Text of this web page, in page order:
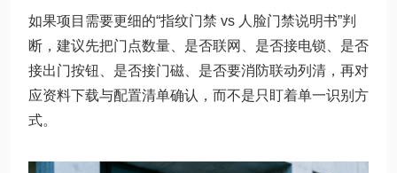
如果项目需要更细的“指纹门禁 vs 人脸门禁说明书”判
断，建议先把门点数量、是否联网、是否接电锁、是否
接出门按钮、是否接门磁、是否要消防联动列清，再对
应资料下载与配置清单确认，而不是只盯着单一识别方
式。